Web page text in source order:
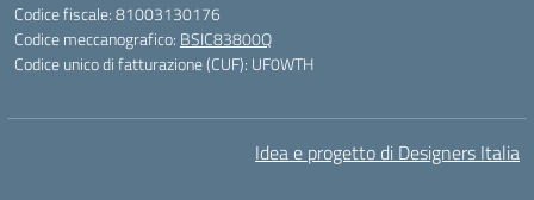
Codice fiscale: 81003130176
Codice meccanografico: BSIC83800Q
Codice unico di fatturazione (CUF): UF0WTH
Idea e progetto di Designers Italia